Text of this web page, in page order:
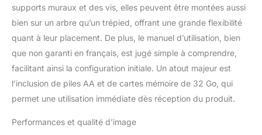
déclenchement rapide de
moins de 0,2 s avec 1 à 3
prises de vue garantit
une capture rapide et
précise de chaque
mouvement détecté
exposé au champ, ne
animal qui erre près de
détection de 130° pour
supports muraux et des vis, elles peuvent être montées aussi
bien sur un arbre qu’un trépied, offrant une grande flexibilité
quant à leur placement. De plus, le manuel d’utilisation, bien
que non garanti en français, est jugé simple à comprendre,
facilitant ainsi la configuration initiale. Un atout majeur est
l’inclusion de piles AA et de cartes mémoire de 32 Go, qui
permet une utilisation immédiate dès réception du produit.
Performances et qualité d’image